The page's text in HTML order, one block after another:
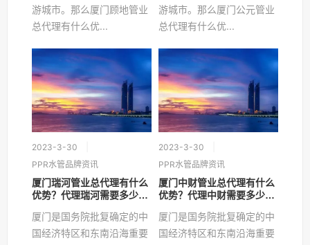
游城市。那么厦门顾地管业
总代理有什么优...
游城市。那么厦门公元管业
总代理有什么优...
2023-3-30
PPR水管品牌资讯
厦门瑞河管业总代理有什么
优势？代理瑞河需要多少
厦门是国务院批复确定的中
国经济特区和东南沿海重要
2023-3-30
PPR水管品牌资讯
厦门中财管业总代理有什么
优势？代理中财需要多少
厦门是国务院批复确定的中
国经济特区和东南沿海重要